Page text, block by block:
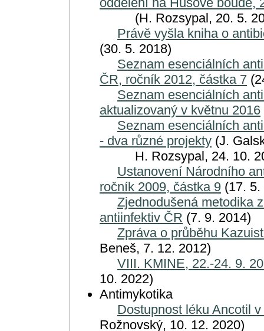
(H. Rozsypal, 20. 5.
Právě vyšla kniha o
(30. 5. 2018)
Seznam esenciálních
ČR, ročník 2012, částka 7
Seznam esenciálních
aktualizovaný v květnu 2016
Seznam esenciálních
- dva různé projekty (J.
H. Rozsypal, 24. 10.
Ustanovení Národního
ročník 2009, částka 9 (17.
Zjednodušená metodika
antiinfektiv ČR (7. 9. 2014)
Zpráva o průběhu
Beneš, 7. 12. 2012)
VIII. KMINE, 22.-24. 9.
10. 2022)
Antimykotika
Dostupnost léku Ancotil
Rožnovský, 10. 12. 2020)